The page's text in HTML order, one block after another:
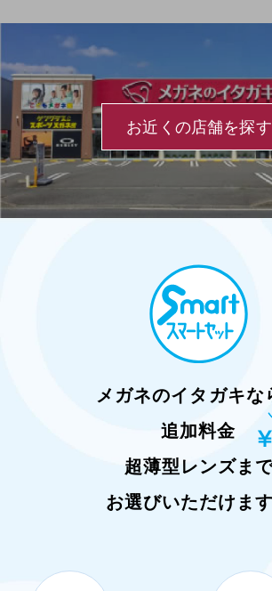
お近くの店舗を探す
メガネのイタガキな
追加料金
超薄型レンズま
お選びいただけます